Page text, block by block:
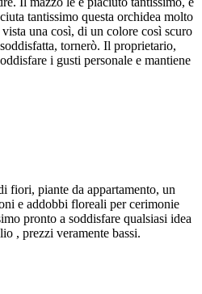
tantissimo questa orchidea molto
una così, di un colore così scuro
tornerò. Il proprietario,
i gusti personale e mantiene
fiori, piante da appartamento, un
e addobbi floreali per cerimonie
pronto a soddisfare qualsiasi idea
, prezzi veramente bassi.